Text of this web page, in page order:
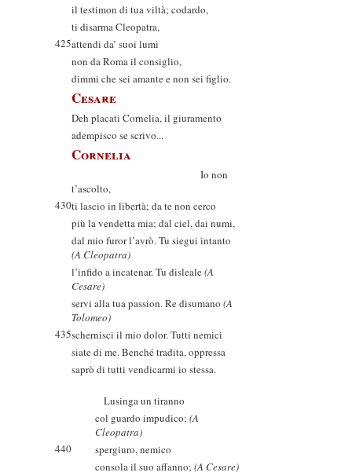
il testimon di tua viltà; codardo,
ti disarma Cleopatra,
425attendi da’ suoi lumi
non da Roma il consiglio,
dimmi che sei amante e non sei figlio.
Cesare
Deh placati Cornelia, il giuramento
adempisco se scrivo...
Cornelia
Io non
t’ascolto,
430ti lascio in libertà; da te non cerco
più la vendetta mia; dal ciel, dai numi,
dal mio furor l’avrò. Tu siegui intanto
(A Cleopatra)
l’infido a incatenar. Tu disleale(A
Cesare)
servi alla tua passion. Re disumano (A
Tolomeo)
435schernisci il mio dolor. Tutti nemici
siate di me. Benché tradita, oppressa
saprò di tutti vendicarmi io stessa.
Lusinga un tiranno
col guardo impudico; (A
Cleopatra)
440
spergiuro, nemico
consola il suo affanno; (A Cesare)